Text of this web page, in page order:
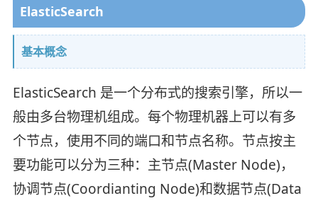
ElasticSearch
基本概念
ElasticSearch 是一个分布式的搜索引擎，所以一
般由多台物理机组成。每个物理机器上可以有多
个节点，使用不同的端口和节点名称。节点按主
要功能可以分为三种：主节点(Master Node)，
协调节点(Coordianting Node)和数据节点(Data